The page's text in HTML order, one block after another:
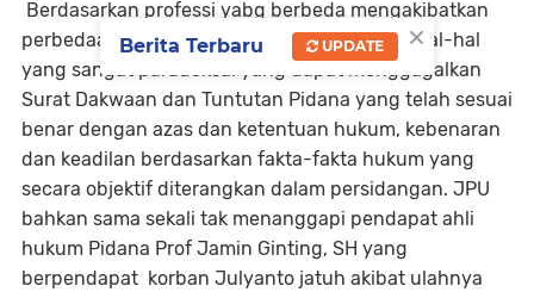
Berdasarkan professi yabg berbeda mengakibatkan
perbedaan persepsi. JPU tidak menemukan hal-hal
yang sangat paradoksal yang dapat menggagalkan
Surat Dakwaan dan Tuntutan Pidana yang telah sesuai
benar dengan azas dan ketentuan hukum, kebenaran
dan keadilan berdasarkan fakta-fakta hukum yang
secara objektif diterangkan dalam persidangan. JPU
bahkan sama sekali tak menanggapi pendapat ahli
hukum Pidana Prof Jamin Ginting, SH yang
berpendapat korban Julyanto jatuh akibat ulahnya
×
Berita Terbaru UPDATE